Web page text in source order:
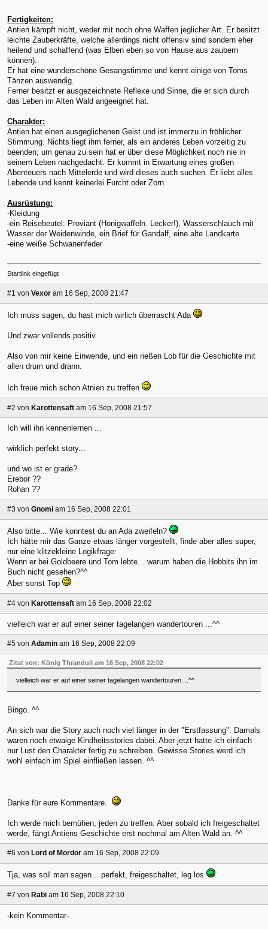
Fertigkeiten:
Antien kämpft nicht, weder mit noch ohne Waffen jeglicher Art. Er besitzt
leichte Zauberkräfte, welche allerdings nicht offensiv sind sondern eher
heilend und schaffend (was Elben eben so von Hause aus zaubern
können).
Er hat eine wunderschöne Gesangstimme und kennt einige von Toms
Tänzen auswendig.
Ferner besitzt er ausgezeichnete Reflexe und Sinne, die er sich durch
das Leben im Alten Wald angeeignet hat.
Charakter:
Antien hat einen ausgeglichenen Geist und ist immerzu in fröhlicher
Stimmung. Nichts liegt ihm ferner, als ein anderes Leben vorzeitig zu
beenden; um genau zu sein hat er über diese Möglichkeit noch nie in
seinem Leben nachgedacht. Er kommt in Erwartung eines großen
Abenteuers nach Mittelerde und wird dieses auch suchen. Er liebt alles
Lebende und kennt keinerlei Furcht oder Zorn.
Ausrüstung:
-Kleidung
-ein Reisebeutel: Proviant (Honigwaffeln. Lecker!), Wasserschlauch mit
Wasser der Weidenwinde, ein Brief für Gandalf, eine alte Landkarte
-eine weiße Schwanenfeder
Startlink eingefügt
#1 von Vexor am 16 Sep, 2008 21:47
Ich muss sagen, du hast mich wirlich überrascht Ada
Und zwar vollends positiv.
Also von mir keine Einwende, und ein rießen Lob für die Geschichte mit
allen drum und drann.
Ich freue mich schon Atnien zu treffen
#2 von Karottensaft am 16 Sep, 2008 21:57
Ich will ihn kennenlernen ...
wirklich perfekt story...
und wo ist er grade?
Erebor ??
Rohan ??
#3 von Gnomi am 16 Sep, 2008 22:01
Also bitte... Wie konntest du an Ada zweifeln?
Ich hätte mir das Ganze etwas länger vorgestellt, finde aber alles super,
nur eine klitzekleine Logikfrage:
Wenn er bei Goldbeere und Tom lebte... warum haben die Hobbits ihn im
Buch nicht gesehen?^^
Aber sonst Top
#4 von Karottensaft am 16 Sep, 2008 22:02
vielleich war er auf einer seiner tagelangen wandertouren ...^^
#5 von Adamin am 16 Sep, 2008 22:09
Zitat von: König Thranduil am 16 Sep, 2008 22:02
vielleich war er auf einer seiner tagelangen wandertouren ...^^
Bingo. ^^
An sich war die Story auch noch viel länger in der "Erstfassung". Damals
waren noch etwaige Kindheitsstories dabei. Aber jetzt hatte ich einfach
nur Lust den Charakter fertig zu schreiben. Gewisse Stories werd ich
wohl einfach im Spiel einfließen lassen. ^^
Danke für eure Kommentare.
Ich werde mich bemühen, jeden zu treffen. Aber sobald ich freigeschaltet
werde, fängt Antiens Geschichte erst nochmal am Alten Wald an. ^^
#6 von Lord of Mordor am 16 Sep, 2008 22:09
Tja, was soll man sagen... perfekt, freigeschaltet, leg los
#7 von Rabi am 16 Sep, 2008 22:10
-kein Kommentar-